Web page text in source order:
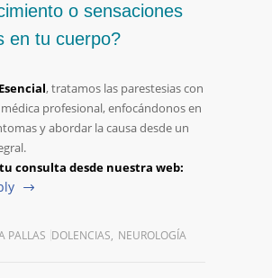
o sensaciones
en tu cuerpo?
, tratamos las parestesias con
profesional, enfocándonos en
y abordar la causa desde un
consulta desde nuestra web:
PALLAS DOLENCIAS, NEUROLOGÍA